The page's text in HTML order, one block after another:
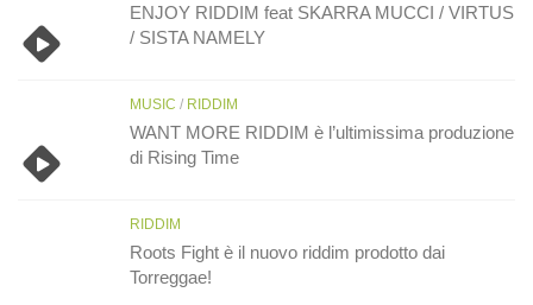
ENJOY RIDDIM feat SKARRA MUCCI / VIRTUS
/ SISTA NAMELY
MUSIC / RIDDIM
WANT MORE RIDDIM è l’ultimissima produzione
di Rising Time
RIDDIM
Roots Fight è il nuovo riddim prodotto dai
Torreggae!